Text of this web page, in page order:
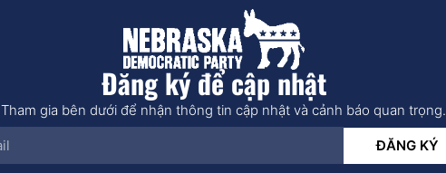
Đăng ký để cập nhật
Tham gia bên dưới để nhận thông tin cập nhật và cảnh báo quan trọng.
ĐĂNG KÝ